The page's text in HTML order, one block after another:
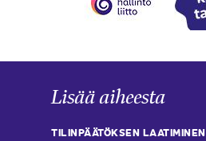
Lisää aiheesta
TILINPÄÄTÖKSEN LAATIMINEN